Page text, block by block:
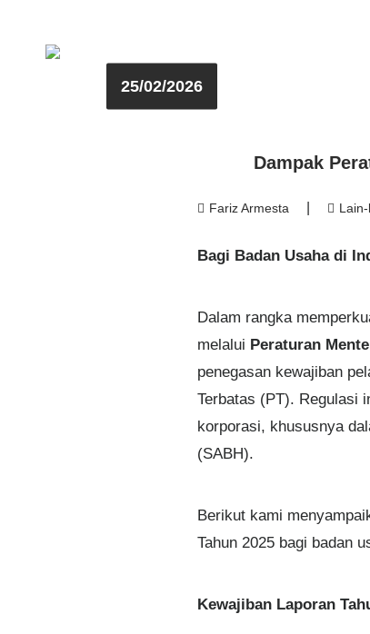
Fuji
Staff
Indonesia
25/02/2026
Dampak
Fariz Armesta
Bagi Badan Usaha di
Dalam rangka
melalui Peraturan
penegasan kewajiban
Terbatas (PT). Regulasi
korporasi, khususnya
(SABH).
Berikut kami
Tahun 2025 bagi badan
Kewajiban Laporan